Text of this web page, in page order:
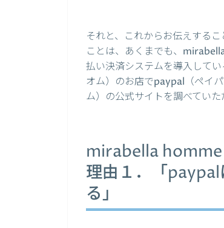
それと、これからお伝えする
ことは、あくまでも、
払い決済システムを導入して
オム）のお店でpaypal（ペイ
ム）の公式サイトを調べていた
mirabella homme
理由１．「
る」